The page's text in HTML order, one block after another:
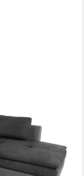
Kunstleder